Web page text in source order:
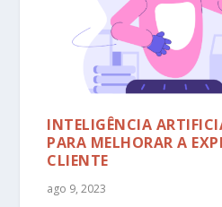
INTELIGÊNCIA
PARA MELHORAR A
CLIENTE
ago 9, 2023